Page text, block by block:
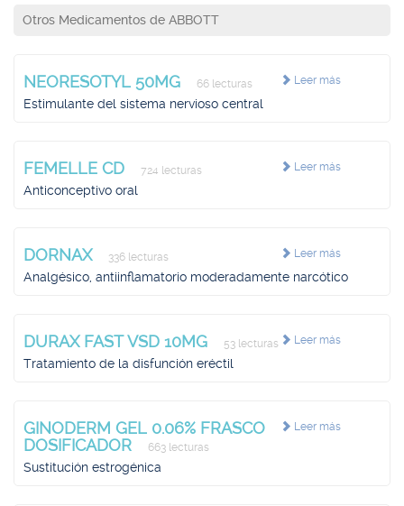
Otros Medicamentos de ABBOTT
Leer más
NEORESOTYL 50MG 66 lecturas
Estimulante del sistema nervioso central
Leer más
FEMELLE CD 724 lecturas
Anticonceptivo oral
Leer más
DORNAX 336 lecturas
Analgésico, antiinflamatorio moderadamente narcótico
Leer más
DURAX FAST VSD 10MG 53 lecturas
Tratamiento de la disfunción eréctil
Leer más
GINODERM GEL 0.06% FRASCO
DOSIFICADOR
663 lecturas
Sustitución estrogénica